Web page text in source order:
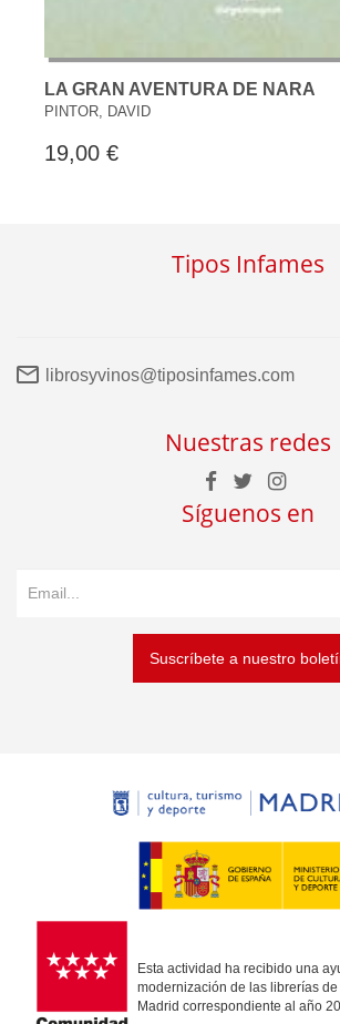
LA GRAN AVENTURA DE NARA
PINTOR, DAVID
19,00 €
Tipos Infames
librosyvinos@tiposinfames.com
Nuestras redes
Síguenos en
Suscríbete a nuestro
Esta actividad ha recibido una
modernización de las librerías
Madrid correspondiente al año